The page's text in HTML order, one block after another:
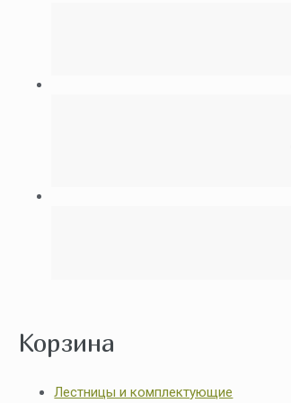
Корзина
Лестницы и комплектующие